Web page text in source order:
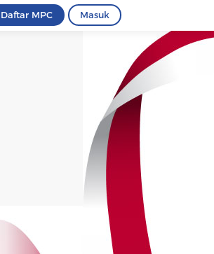
Daftar MPC Masuk